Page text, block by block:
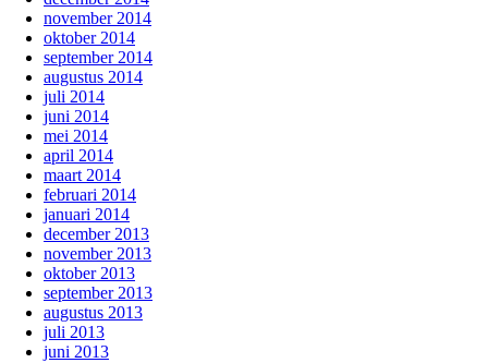
november 2014
oktober 2014
september 2014
augustus 2014
juli 2014
juni 2014
mei 2014
april 2014
maart 2014
februari 2014
januari 2014
december 2013
november 2013
oktober 2013
september 2013
augustus 2013
juli 2013
juni 2013